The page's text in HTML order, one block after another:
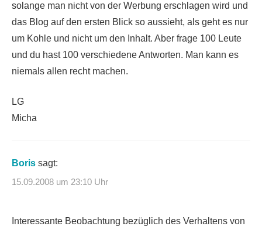
solange man nicht von der Werbung erschlagen wird und
das Blog auf den ersten Blick so aussieht, als geht es nur
um Kohle und nicht um den Inhalt. Aber frage 100 Leute
und du hast 100 verschiedene Antworten. Man kann es
niemals allen recht machen.
LG
Micha
Boris sagt:
15.09.2008 um 23:10 Uhr
Interessante Beobachtung bezüglich des Verhaltens von